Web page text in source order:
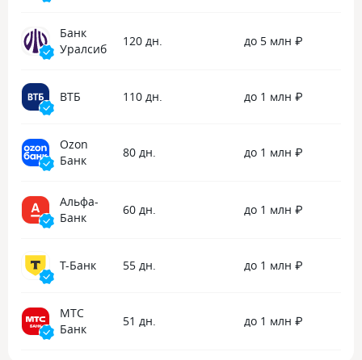
Банк
Уралсиб
120 дн. до 5 млн ₽
ВТБ 110 дн. до 1 млн ₽
Ozon
Банк
80 дн. до 1 млн ₽
Альфа-
Банк
60 дн. до 1 млн ₽
Т-Банк 55 дн. до 1 млн ₽
МТС
Банк
51 дн. до 1 млн ₽